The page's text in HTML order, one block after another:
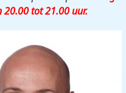
20.00 tot 21.00 uur.